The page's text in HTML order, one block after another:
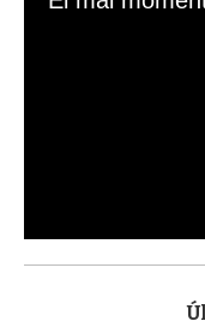
s